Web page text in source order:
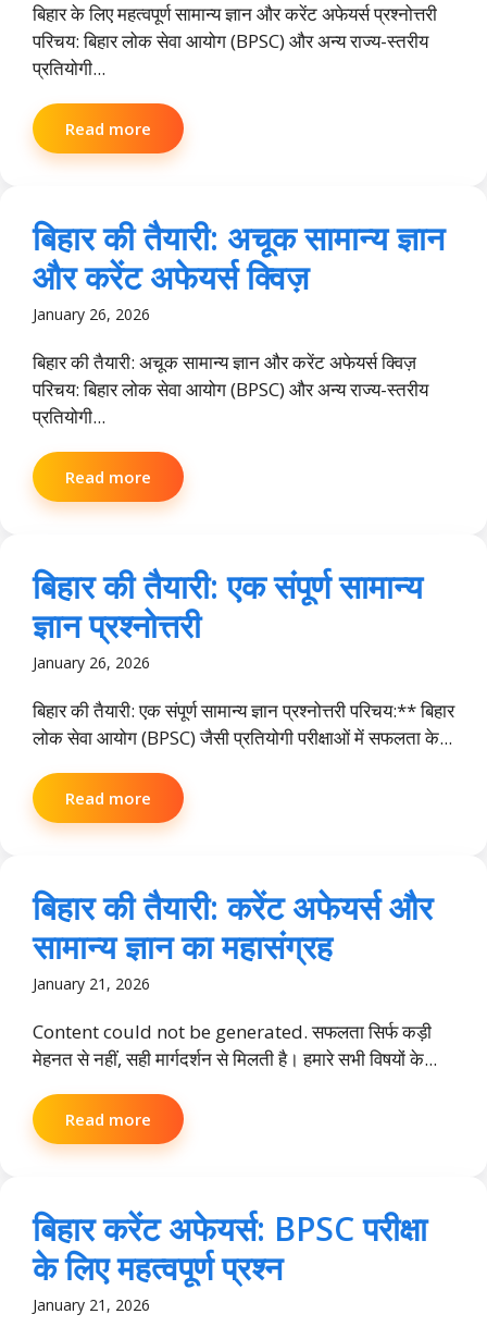
बिहार के लिए महत्वपूर्ण सामान्य ज्ञान और करेंट अफेयर्स प्रश्नोत्तरी
परिचय: बिहार लोक सेवा आयोग (BPSC) और अन्य राज्य-स्तरीय
प्रतियोगी...
Read more
बिहार की तैयारी: अचूक सामान्य ज्ञान
और करेंट अफेयर्स क्विज़
January 26, 2026
बिहार की तैयारी: अचूक सामान्य ज्ञान और करेंट अफेयर्स क्विज़
परिचय: बिहार लोक सेवा आयोग (BPSC) और अन्य राज्य-स्तरीय
प्रतियोगी...
Read more
बिहार की तैयारी: एक संपूर्ण सामान्य
ज्ञान प्रश्नोत्तरी
January 26, 2026
बिहार की तैयारी: एक संपूर्ण सामान्य ज्ञान प्रश्नोत्तरी परिचय:** बिहार
लोक सेवा आयोग (BPSC) जैसी प्रतियोगी परीक्षाओं में सफलता के...
Read more
बिहार की तैयारी: करेंट अफेयर्स और
सामान्य ज्ञान का महासंग्रह
January 21, 2026
Content could not be generated. सफलता सिर्फ कड़ी
मेहनत से नहीं, सही मार्गदर्शन से मिलती है। हमारे सभी विषयों के...
Read more
बिहार करेंट अफेयर्स: BPSC परीक्षा
के लिए महत्वपूर्ण प्रश्न
January 21, 2026